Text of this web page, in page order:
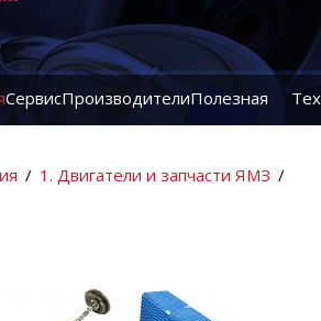
СервисПроизводителиПолезная
/ 1. Двигатели и запчасти ЯМЗ /